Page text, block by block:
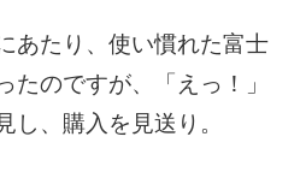
あたり、使い慣れた富士
たのですが、「えっ！」
し、購入を見送り。